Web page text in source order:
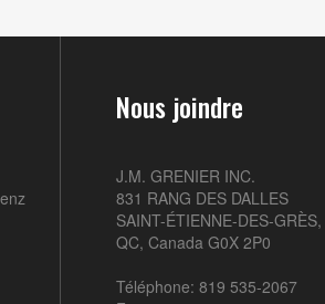
Nous joindre
J.M. GRENIER INC.
831 RANG DES DALLES
SAINT-ÉTIENNE-DES-GRÈS,
QC, Canada G0X 2P0
Téléphone: 819 535-2067